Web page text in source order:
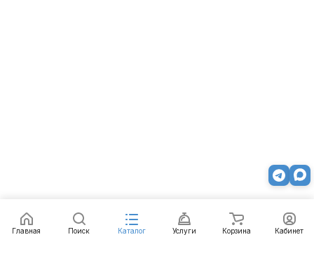
Главная Поиск Каталог Услуги Корзина Кабинет